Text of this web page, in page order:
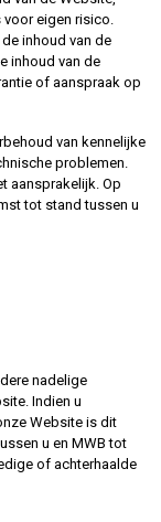
voor eigen risico.
inhoud van de
inhoud van de
of aanspraak op
van kennelijke
problemen.
aansprakelijk. Op
tot stand tussen u
nadelige
Indien u
Website is dit
u en MWB tot
of achterhaalde